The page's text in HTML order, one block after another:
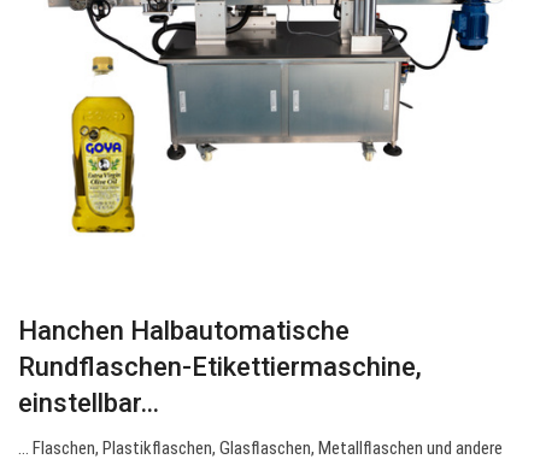
Hanchen Halbautomatische
Rundflaschen-Etikettiermaschine,
einstellbar…
… Flaschen, Plastikflaschen, Glasflaschen, Metallflaschen und andere